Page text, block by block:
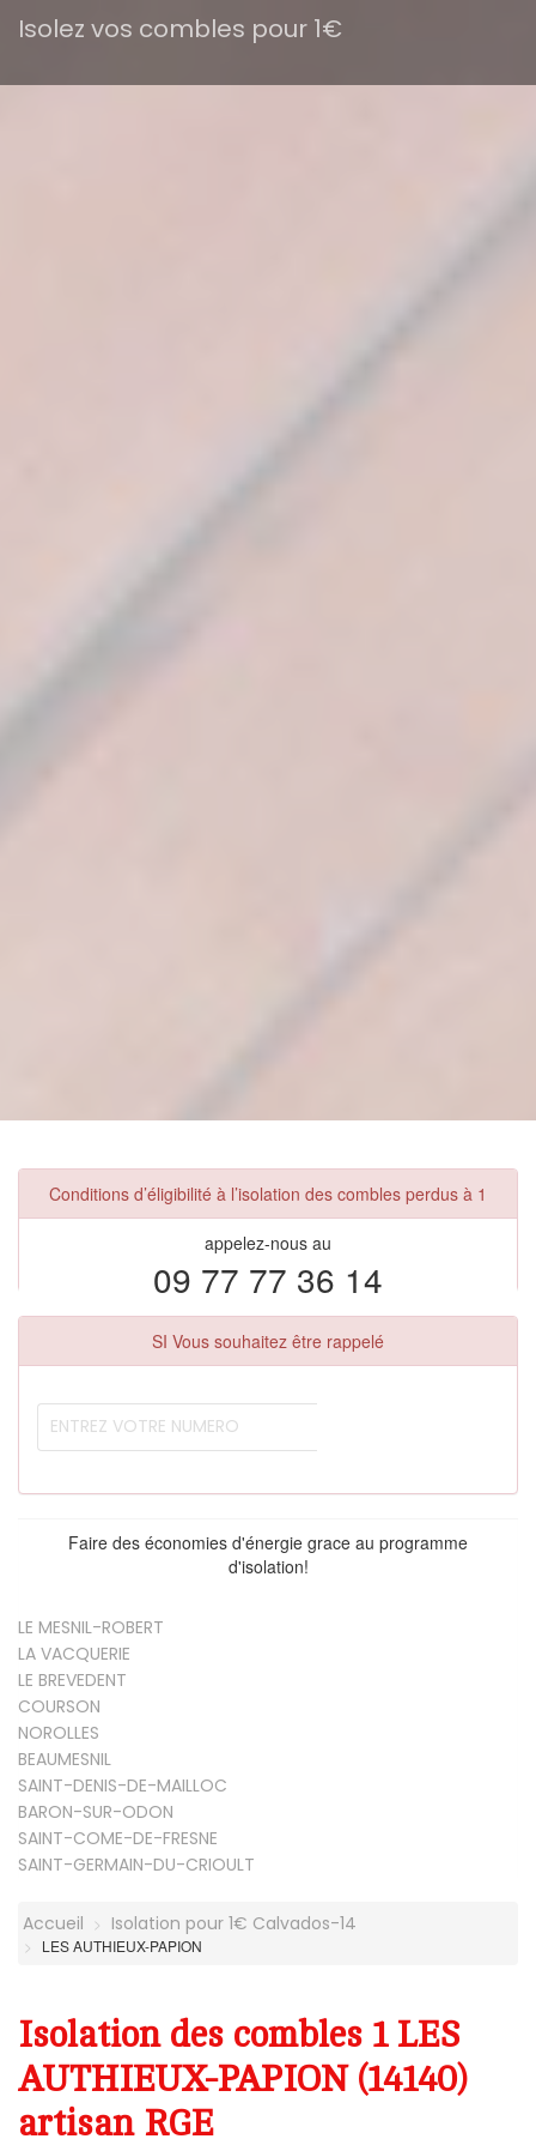
Isolez vos combles pour 1€
Conditions d’éligibilité à l’isolation des combles perdus à 1
appelez-nous au
09 77 77 36 14
SI Vous souhaitez être rappelé
Faire des économies d'énergie grace au programme
d'isolation!
LE MESNIL-ROBERT
LA VACQUERIE
LE BREVEDENT
COURSON
NOROLLES
BEAUMESNIL
SAINT-DENIS-DE-MAILLOC
BARON-SUR-ODON
SAINT-COME-DE-FRESNE
SAINT-GERMAIN-DU-CRIOULT
Accueil Isolation pour 1€ Calvados-14
LES AUTHIEUX-PAPION
Isolation des combles 1 LES
AUTHIEUX-PAPION (14140)
artisan RGE